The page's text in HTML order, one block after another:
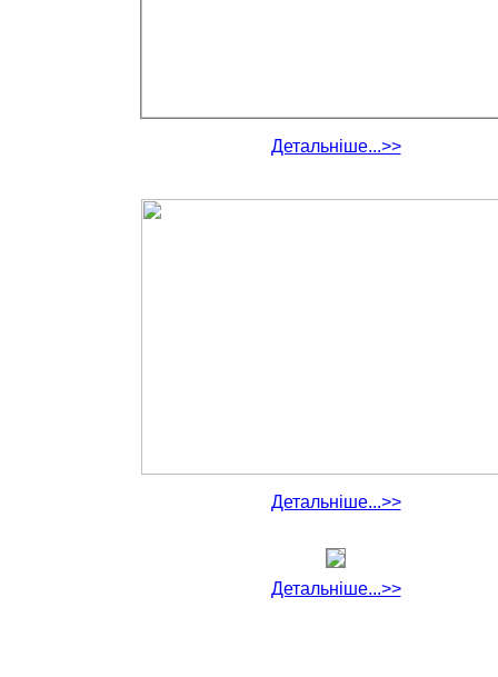
Детальніше...>>
Детальніше...>>
Детальніше...>>